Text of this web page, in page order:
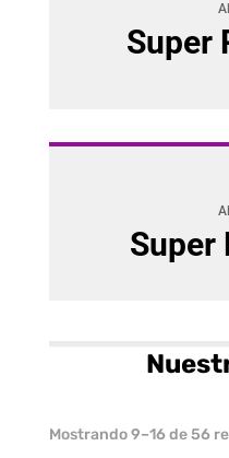
Super
Super
Mostrando 9–16 de 56